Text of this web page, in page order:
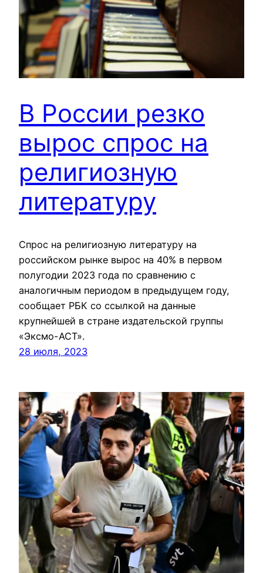
В России резко
вырос спрос на
религиозную
литературу
Спрос на религиозную литературу на
российском рынке вырос на 40% в первом
полугодии 2023 года по сравнению с
аналогичным периодом в предыдущем году,
сообщает РБК со ссылкой на данные
крупнейшей в стране издательской группы
«Эксмо-АСТ».
28 июля, 2023